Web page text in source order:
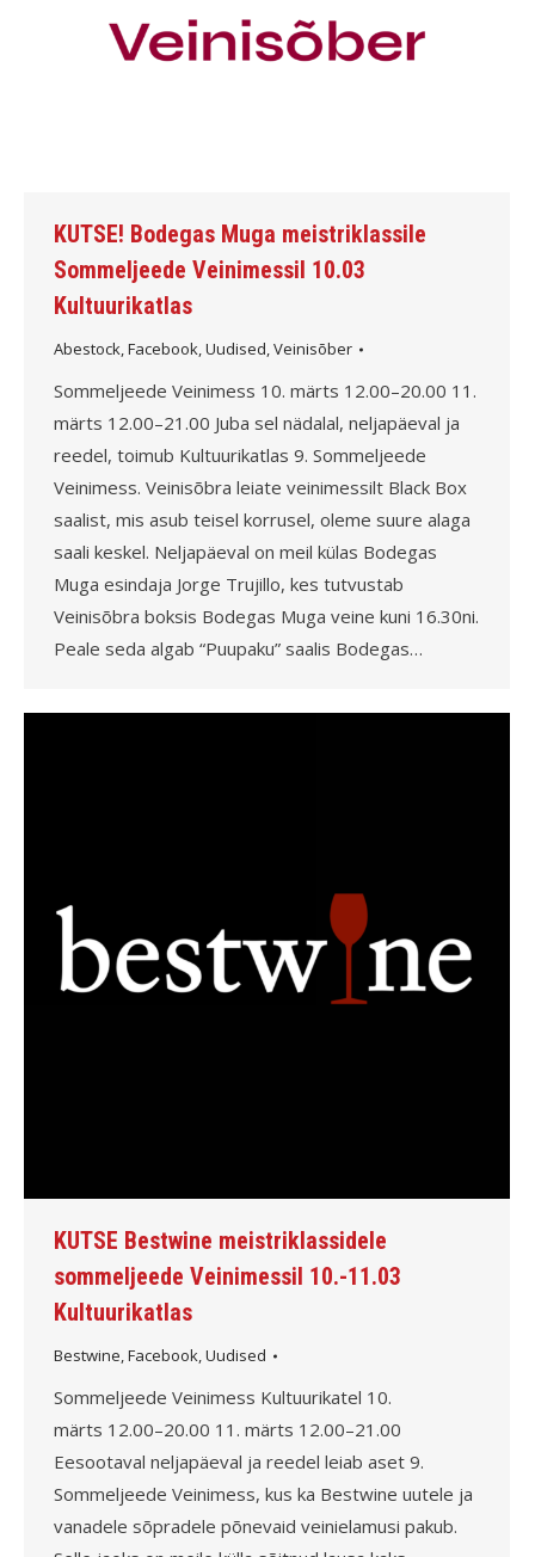
KUTSE! Bodegas Muga meistriklassile
Sommeljeede Veinimessil 10.03
Kultuurikatlas
Abestock,Facebook,Uudised,Veinisõber
Sommeljeede Veinimess 10. märts 12.00–20.00 11.
märts 12.00–21.00 Juba sel nädalal, neljapäeval ja
reedel, toimub Kultuurikatlas 9. Sommeljeede
Veinimess. Veinisõbra leiate veinimessilt Black Box
saalist, mis asub teisel korrusel, oleme suure alaga
saali keskel. Neljapäeval on meil külas Bodegas
Muga esindaja Jorge Trujillo, kes tutvustab
Veinisõbra boksis Bodegas Muga veine kuni 16.30ni.
Peale seda algab “Puupaku” saalis Bodegas…
KUTSE Bestwine meistriklassidele
sommeljeede Veinimessil 10.-11.03
Kultuurikatlas
Bestwine,Facebook,Uudised
Sommeljeede Veinimess Kultuurikatel 10.
märts 12.00–20.00 11. märts 12.00–21.00
Eesootaval neljapäeval ja reedel leiab aset 9.
Sommeljeede Veinimess, kus ka Bestwine uutele ja
vanadele sõpradele põnevaid veinielamusi pakub.